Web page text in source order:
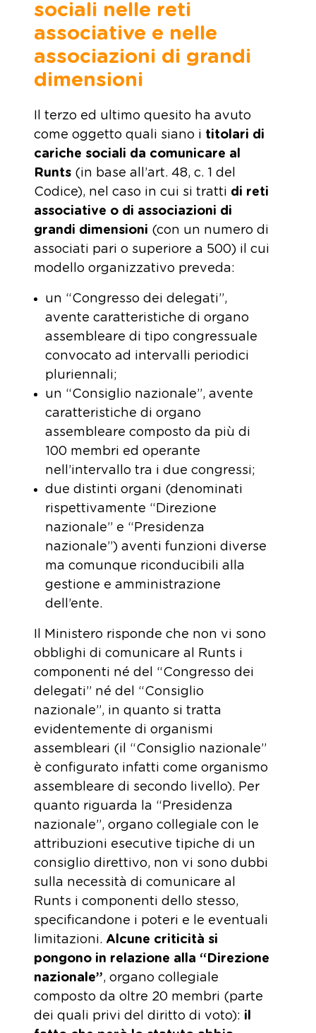
sociali nelle reti
associative e nelle
associazioni di grandi
dimensioni
Il terzo ed ultimo quesito ha avuto
come oggetto quali siano i titolari di
cariche sociali da comunicare al
Runts (in base all’art. 48, c. 1 del
Codice), nel caso in cui si tratti di reti
associative o di associazioni di
grandi dimensioni (con un numero di
associati pari o superiore a 500) il cui
modello organizzativo preveda:
un “Congresso dei delegati”,
avente caratteristiche di organo
assembleare di tipo congressuale
convocato ad intervalli periodici
pluriennali;
un “Consiglio nazionale”, avente
caratteristiche di organo
assembleare composto da più di
100 membri ed operante
nell’intervallo tra i due congressi;
due distinti organi (denominati
rispettivamente “Direzione
nazionale” e “Presidenza
nazionale”) aventi funzioni diverse
ma comunque riconducibili alla
gestione e amministrazione
dell’ente.
Il Ministero risponde che non vi sono
obblighi di comunicare al Runts i
componenti né del “Congresso dei
delegati” né del “Consiglio
nazionale”, in quanto si tratta
evidentemente di organismi
assembleari (il “Consiglio nazionale”
è configurato infatti come organismo
assembleare di secondo livello). Per
quanto riguarda la “Presidenza
nazionale”, organo collegiale con le
attribuzioni esecutive tipiche di un
consiglio direttivo, non vi sono dubbi
sulla necessità di comunicare al
Runts i componenti dello stesso,
specificandone i poteri e le eventuali
limitazioni. Alcune criticità si
pongono in relazione alla “Direzione
nazionale”, organo collegiale
composto da oltre 20 membri (parte
dei quali privi del diritto di voto): il